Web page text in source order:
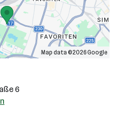
Map data ©2026 Google
6